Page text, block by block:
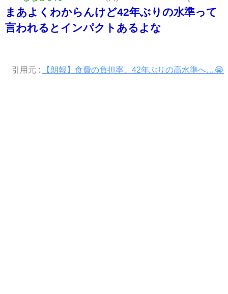
まあよくわからんけど42年ぶりの水準って
言われるとインパクトあるよな
引用元 : 【朗報】食費の負担率、42年ぶりの高水準へ…😭